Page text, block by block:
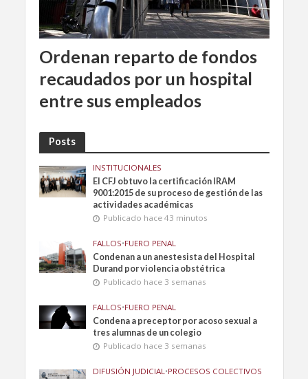
Ordenan reparto de fondos
recaudados por un hospital
entre sus empleados
Posts
INSTITUCIONALES
El CFJ obtuvo la certificación IRAM
9001:2015 de su proceso de gestión de las
actividades académicas
Publicado hace 43 minutos
FALLOS•FUERO PENAL
Condenan a un anestesista del Hospital
Durand por violencia obstétrica
Publicado hace 3 semanas
FALLOS•FUERO PENAL
Condena a preceptor por acoso sexual a
tres alumnas de un colegio
Publicado hace 3 semanas
DIFUSIÓN JUDICIAL•PROCESOS COLECTIVOS